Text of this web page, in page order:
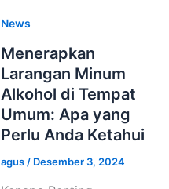
News
Menerapkan
Larangan Minum
Alkohol di Tempat
Umum: Apa yang
Perlu Anda Ketahui
agus / Desember 3, 2024